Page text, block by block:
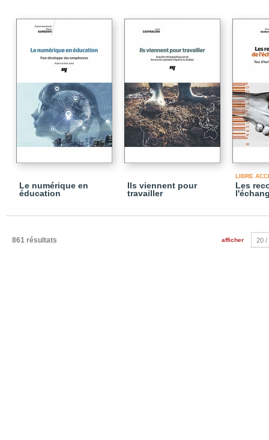
Le numérique en
éducation
Ils viennent pour
travailler
LIBRE
Les
861 résultats afficher 20 /